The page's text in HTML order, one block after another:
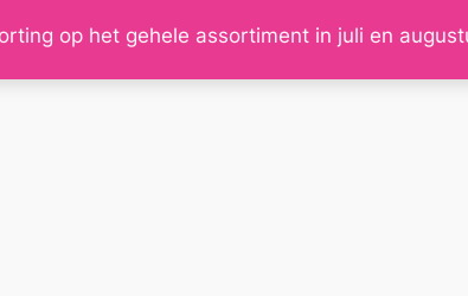
op het gehele assortiment in juli en